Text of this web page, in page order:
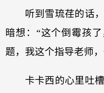
听到雪琉荏的话
暗想：“这个倒霉孩
题，我这个指导老师
卡卡西的心里吐